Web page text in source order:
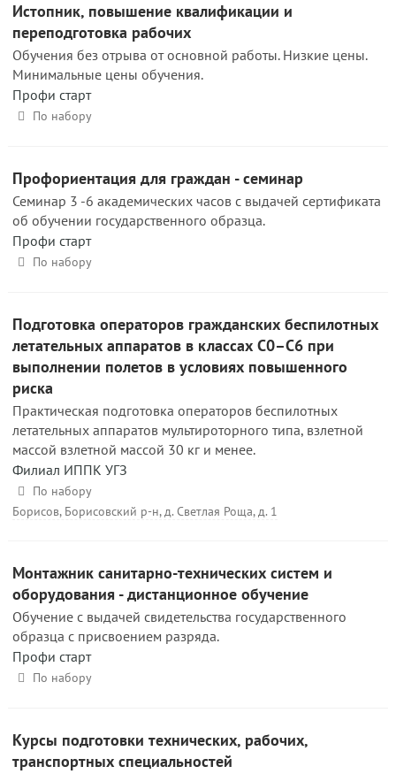
Истопник, повышение квалификации и
переподготовка рабочих
Обучения без отрыва от основной работы. Низкие цены.
Минимальные цены обучения.
Профи старт
По набору
Профориентация для граждан - семинар
Семинар 3 -6 академических часов с выдачей сертификата
об обучении государственного образца.
Профи старт
По набору
Подготовка операторов гражданских беспилотных
летательных аппаратов в классах С0–С6 при
выполнении полетов в условиях повышенного
риска
Практическая подготовка операторов беспилотных
летательных аппаратов мультироторного типа, взлетной
массой взлетной массой 30 кг и менее.
Филиал ИППК УГЗ
По набору
Борисов, Борисовский р-н, д. Светлая Роща, д. 1
Монтажник санитарно-технических систем и
оборудования - дистанционное обучение
Обучение с выдачей свидетельства государственного
образца с присвоением разряда.
Профи старт
По набору
Курсы подготовки технических, рабочих,
транспортных специальностей